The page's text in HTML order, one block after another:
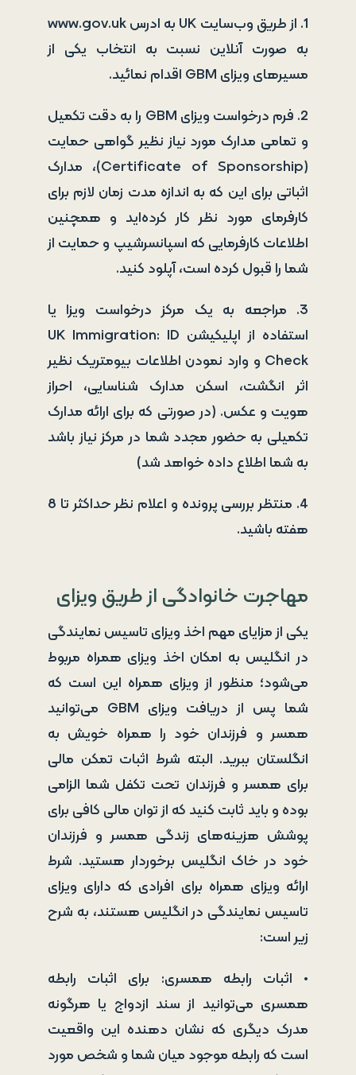
1. از طریق وب‌سایت UK به ادرس www.gov.uk
به صورت آنلاین نسبت به انتخاب یکی از
مسیرهای ویزای GBM اقدام نمائید.
2. فرم درخواست ویزای GBM را به دقت تکمیل
و تمامی مدارک مورد نیاز نظیر گواهی حمایت
(Certificate of Sponsorship)، مدارک
اثباتی برای این که به اندازه مدت زمان لازم برای
کارفرمای مورد نظر کار کرده‌اید و همچنین
اطلاعات کارفرمایی که اسپانسرشیپ و حمایت از
شما را قبول کرده است، آپلود کنید.
3. مراجعه به یک مرکز درخواست ویزا یا
استفاده از اپلیکیشن UK Immigration: ID
Check و وارد نمودن اطلاعات بیومتریک نظیر
اثر انگشت، اسکن مدارک شناسایی، احراز
هویت و عکس. (در صورتی که برای ارائه مدارک
تکمیلی به حضور مجدد شما در مرکز نیاز باشد
به شما اطلاع داده خواهد شد)
4. منتظر بررسی پرونده و اعلام نظر حداکثر تا 8
هفته باشید.
مهاجرت خانوادگی از طریق ویزای
یکی از مزایای مهم اخذ ویزای تاسیس نمایندگی
در انگلیس به امکان اخذ ویزای همراه مربوط
می‌شود؛ منظور از ویزای همراه این است که
شما پس از دریافت ویزای GBM می‌توانید
همسر و فرزندان خود را همراه خویش به
انگلستان ببرید. البته شرط اثبات تمکن مالی
برای همسر و فرزندان تحت تکفل شما الزامی
بوده و باید ثابت کنید که از توان مالی کافی برای
پوشش هزینه‌های زندگی همسر و فرزندان
خود در خاک انگلیس برخوردار هستید. شرط
ارائه ویزای همراه برای افرادی که دارای ویزای
تاسیس نمایندگی در انگلیس هستند، به شرح
زیر است:
• اثبات رابطه همسری: برای اثبات رابطه
همسری می‌توانید از سند ازدواج یا هرگونه
مدرک دیگری که نشان دهنده این واقعیت
است که رابطه موجود میان شما و شخص مورد